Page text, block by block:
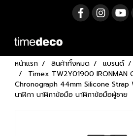
หน้าแรก สินค้าทั้งหมด แบรนด์
Timex TW2Y01900 IRONMAN
Chronograph 44mm Silicone Strap
นาฬิกา นาฬิกาข้อมือ นาฬิกาข้อมือผู้ชาย